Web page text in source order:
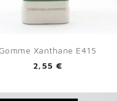
 Aperçu rapide
Xanthane E415
2,55 €